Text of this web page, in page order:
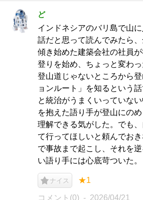
ど
インドネシアのバリ島で山
話だと思って読んでみたら
傾き始めた建築会社の社員
登りを始め、ちょっと変わ
登山道じゃないところから
ョンルート」を知るという
と統治がうまくいっていな
を抱えた語り手が登山にの
理解できる気がした。でも
て行ってほしいと頼んでお
で事故まで起こし、それを
い語り手には心底苛ついた。
ナイス ★1
コメント(0) 2026/04/21